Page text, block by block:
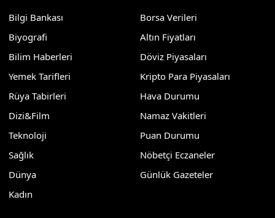
Bilgi Bankası
Biyografi
Bilim Haberleri
Yemek Tarifleri
Rüya Tabirleri
Dizi&Film
Teknoloji
Sağlık
Dünya
Kadın
Borsa Verileri
Altın Fiyatları
Döviz Piyasaları
Kripto Para Piyasaları
Hava Durumu
Namaz Vakitleri
Puan Durumu
Nöbetçi Eczaneler
Günlük Gazeteler